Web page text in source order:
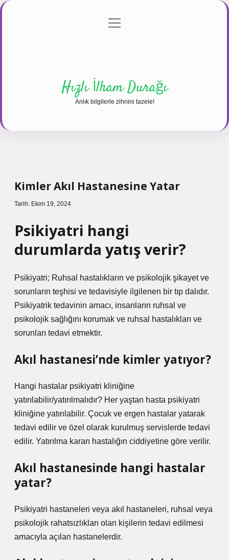
Gizlilik Politikası
menüyü
Hızlı İlham Durağı
Anlık bilgilerle zihnini tazele!
Kimler Akıl Hastanesine Yatar
Tarih: Ekim 19, 2024
Psikiyatri hangi
durumlarda yatış verir?
Psikiyatri; Ruhsal hastalıkların ve psikolojik şikayet ve
sorunların teşhisi ve tedavisiyle ilgilenen bir tıp dalıdır.
Psikiyatrik tedavinin amacı, insanların ruhsal ve
psikolojik sağlığını korumak ve ruhsal hastalıkları ve
sorunları tedavi etmektir.
Akıl hastanesi’nde kimler yatıyor?
Hangi hastalar psikiyatri kliniğine
yatırılabilir/yatırılmalıdır? Her yaştan hasta psikiyatri
kliniğine yatırılabilir. Çocuk ve ergen hastalar yatarak
tedavi edilir ve özel olarak kurulmuş servislerde tedavi
edilir. Yatırılma kararı hastalığın ciddiyetine göre verilir.
Akıl hastanesinde hangi hastalar
yatar?
Psikiyatri hastaneleri veya akıl hastaneleri, ruhsal veya
psikolojik rahatsızlıkları olan kişilerin tedavi edilmesi
amacıyla açılan hastanelerdir.